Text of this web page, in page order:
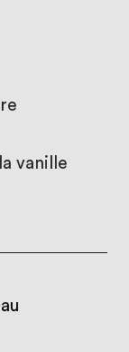
vanille